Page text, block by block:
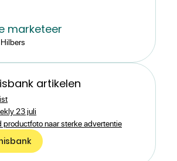
marketeer
artikelen
23 juli
productfoto naar sterke advertentie